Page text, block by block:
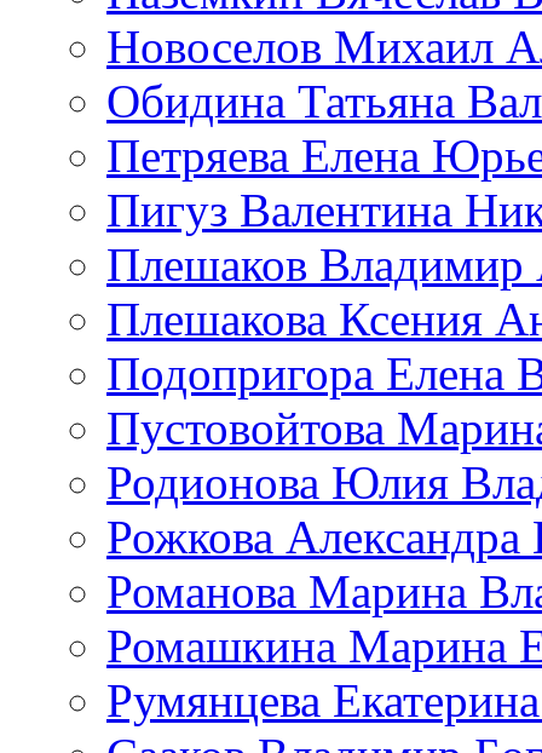
Новоселов Михаил
Обидина Татьяна
Петряева Елена
Пигуз Валентина
Плешаков Владимир
Плешакова Ксения
Подопригора Елена
Пустовойтова
Родионова Юлия
Рожкова Александра
Романова Марина
Ромашкина Марина
Румянцева